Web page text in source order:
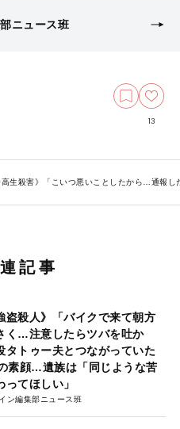
ニュース班
13
高生殺害》「こいつ悪いことしたから…通報
記事
盗殺人》「バイクで来て朝方
く…注意したらツバを吐か
タトゥー夫とつながっていた
素顔…遺族は「同じような苦
ってほしい」
ン編集部ニュース班